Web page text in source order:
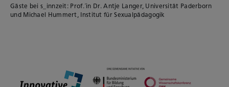
Gäste bei s_innzeit: Prof.´in Dr. Antje Langer, Universität Paderborn
und Michael Hummert, Institut für Sexualpädagogik